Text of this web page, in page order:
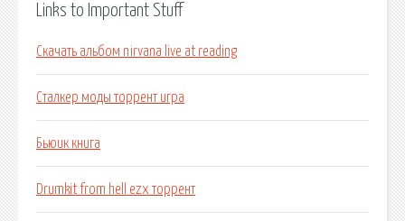
Links to Important Stuff
Скачать альбом nirvana live at reading
Сталкер моды торрент игра
Бьюик книга
Drumkit from hell ezx торрент